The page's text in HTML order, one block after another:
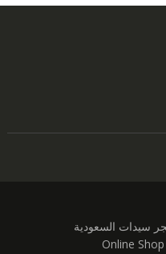
سيدات السعودية
Online